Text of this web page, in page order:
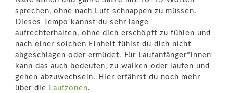
sprechen, ohne nach Luft schnappen zu müssen.
Dieses Tempo kannst du sehr lange
aufrechterhalten, ohne dich erschöpft zu fühlen und
nach einer solchen Einheit fühlst du dich nicht
abgeschlagen oder ermüdet. Für Laufanfänger*innen
kann das auch bedeuten, zu walken oder laufen und
gehen abzuwechseln. Hier erfährst du noch mehr
über die Laufzonen.